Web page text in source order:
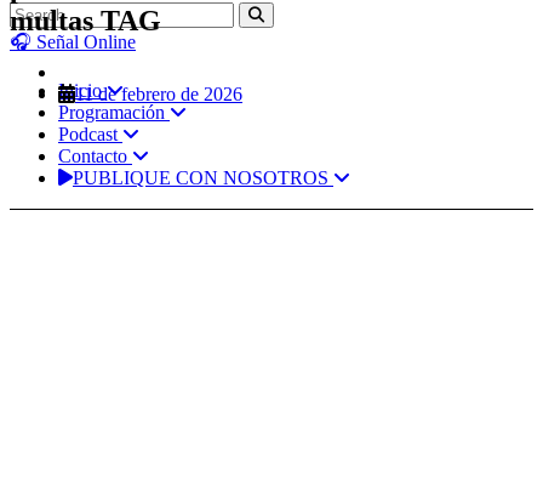
🎧 Señal Online
Inicio
Programación
Podcast
Contacto
PUBLIQUE CON NOSOTROS
multas TAG
11 de febrero de 2026